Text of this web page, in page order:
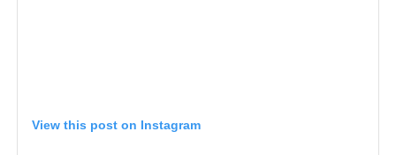
View this post on Instagram